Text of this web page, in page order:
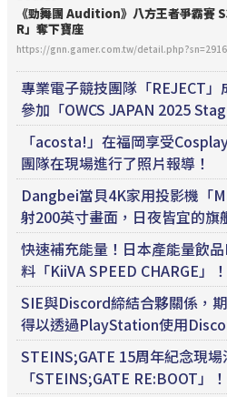
《勁舞團 Audition》八方王者爭霸賽
R」奪下寶座
https://gnn.gamer.com.tw/
專業電子競技團隊「REJECT
參加「OWCS JAPAN 2025
「acosta!」在福岡享受
團隊在現場進行了照片報導！
Dangbei當貝4K家用投影機「
射200英寸畫面，日夜皆宜的旗
快速補充能量！日本產能量飲
料「KiiVA SPEED CHARGE」！
SIE與Discord締結合夥關係，
得以透過PlayStation使用
STEINS;GATE 15周年紀念現
「STEINS;GATE RE:BOOT」